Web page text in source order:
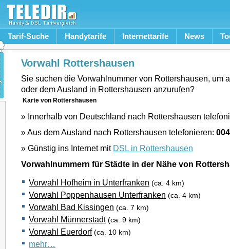
Tarif-Suche Handytarife Internettarife News
Vorwahl Rottershausen
Sie suchen die Vorwahlnummer von Rottershausen, um
oder dem Ausland in Rottershausen anzurufen?
Karte von Rottershausen
» Innerhalb von Deutschland nach Rottershausen
» Aus dem Ausland nach Rottershausen telefonieren:
» Günstig ins Internet mit DSL in Rottershausen
Vorwahlnummern für Städte in der Nähe von
Vorwahl Hofheim in Unterfranken (ca. 4 km)
Vorwahl Poppenhausen Unterfranken (ca. 4 km)
Vorwahl Bad Kissingen (ca. 7 km)
Vorwahl Münnerstadt (ca. 9 km)
Vorwahl Euerdorf (ca. 10 km)
mehr…